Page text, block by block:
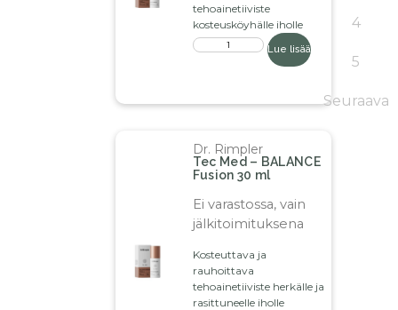
tehoainetiiviste
kosteusköyhälle iholle
Lue lisää
Dr. Rimpler
Tec Med – BALANCE
Fusion 30 ml
Ei varastossa, vain
jälkitoimituksena
Kosteuttava ja
rauhoittava
tehoainetiiviste herkälle ja
rasittuneelle iholle
4
5
Seuraava